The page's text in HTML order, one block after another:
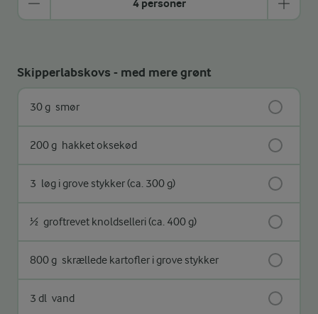
4 personer
Skipperlabskovs - med mere grønt
30 g smør
200 g hakket oksekød
3 løg i grove stykker (ca. 300 g)
½ groftrevet knoldselleri (ca. 400 g)
800 g skrællede kartofler i grove stykker
3 dl vand